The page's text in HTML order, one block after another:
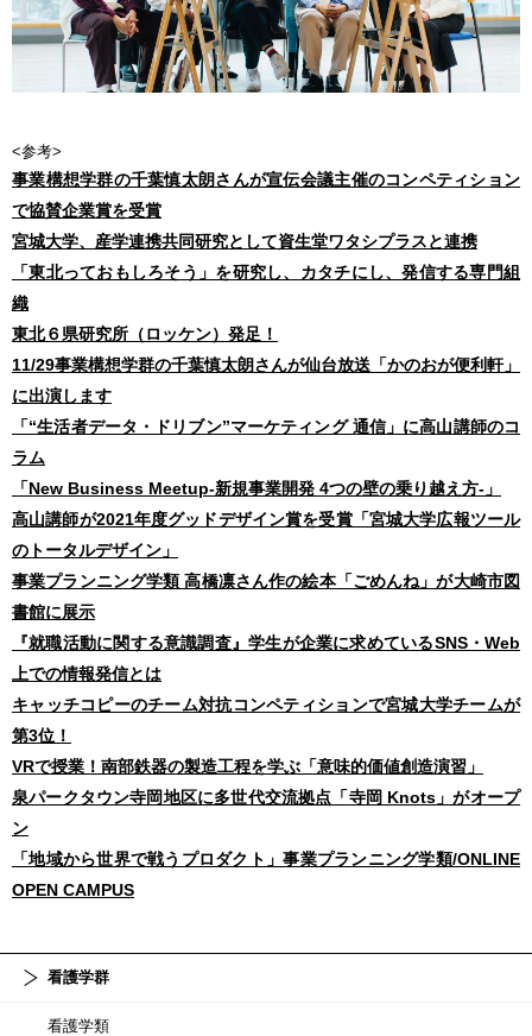
<参考>
事業構想学群の千葉慎太朗さんが宣伝会議主催のコンペティション
で協賛企業賞を受賞
宮城大学、産学連携共同研究として資生堂ワタシプラスと連携
「東北っておもしろそう」を研究し、カタチにし、発信する専門組
織
東北６県研究所（ロッケン）発足！
11/29事業構想学群の千葉慎太朗さんが仙台放送「かのおが便利軒」
に出演します
「“生活者データ・ドリブン”マーケティング 通信」に高山講師のコ
ラム
「New Business Meetup-新規事業開発 4つの壁の乗り越え方-」
高山講師が2021年度グッドデザイン賞を受賞「宮城大学広報ツール
のトータルデザイン」
事業プランニング学類 高橋凛さん作の絵本「ごめんね」が大崎市図
書館に展示
『就職活動に関する意識調査』学生が企業に求めているSNS・Web
上での情報発信とは
キャッチコピーのチーム対抗コンペティションで宮城大学チームが
第3位！
VRで授業！南部鉄器の製造工程を学ぶ「意味的価値創造演習」​​​​​​​
泉パークタウン寺岡地区に多世代交流拠点「寺岡 Knots」がオープ
ン​​​​​​​
「地域から世界で戦うプロダクト」事業プランニング学類/ONLINE
OPEN CAMPUS
看護学群
看護学類